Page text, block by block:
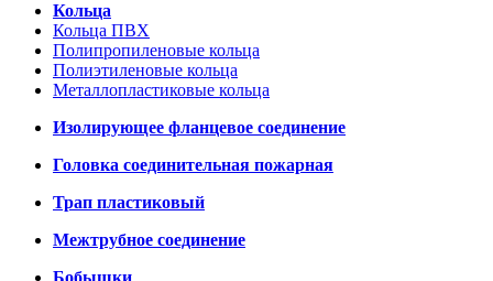
Кольца
Кольца ПВХ
Полипропиленовые кольца
Полиэтиленовые кольца
Металлопластиковые кольца
Изолирующее фланцевое соединение
Головка соединительная пожарная
Трап пластиковый
Межтрубное соединение
Бобышки